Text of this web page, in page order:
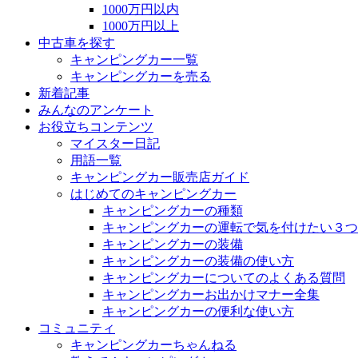
1000万円以内
1000万円以上
中古車を探す
キャンピングカー一覧
キャンピングカーを売る
新着記事
みんなのアンケート
お役立ちコンテンツ
マイスター日記
用語一覧
キャンピングカー販売店ガイド
はじめてのキャンピングカー
キャンピングカーの種類
キャンピングカーの運転で気を付けたい３
キャンピングカーの装備
キャンピングカーの装備の使い方
キャンピングカーについてのよくある質問
キャンピングカーお出かけマナー全集
キャンピングカーの便利な使い方
コミュニティ
キャンピングカーちゃんねる